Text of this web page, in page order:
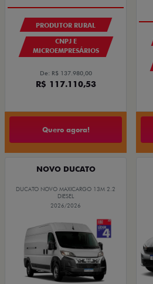
PRODUTOR RURAL
CNPJ E
MICROEMPRESÁRIOS
De: R$ 137.980,00
R$ 117.110,53
Quero agora!
NOVO DUCATO
DUCATO NOVO MAXICARGO 13M 2.2
DIESEL
2026/2026